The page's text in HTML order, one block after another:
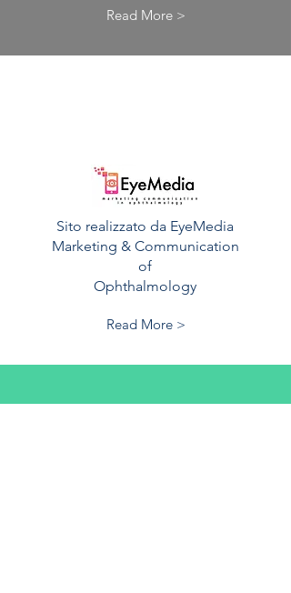
Read More >
Sito realizzato da EyeMedia
Marketing & Communication
of
Ophthalmology
Read More >